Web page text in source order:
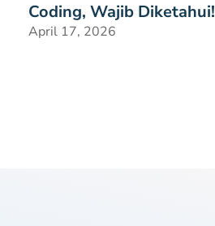
Coding, Wajib Diketahui!
April 17, 2026